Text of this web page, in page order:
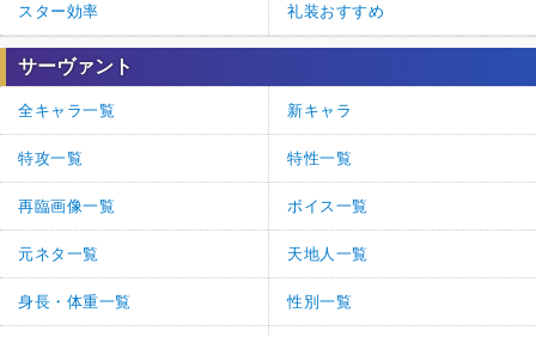
スター効率 礼装おすすめ
サーヴァント
全キャラ一覧 新キャラ
特攻一覧 特性一覧
再臨画像一覧 ボイス一覧
元ネタ一覧 天地人一覧
身長・体重一覧 性別一覧